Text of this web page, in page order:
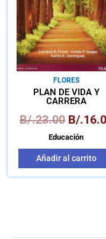
FLORES
PLAN DE VIDA Y
CARRERA
B/.23.00 B/.
Educación
Añadir al carrito